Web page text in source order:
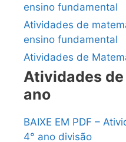
ensino fundamental
Atividades de
ensino fundamental
Atividades de
Atividades
ano
BAIXE EM PDF –
4° ano divisão